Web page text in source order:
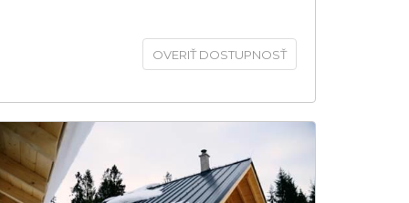
OVERIŤ DOSTUPNOSŤ